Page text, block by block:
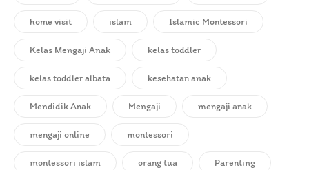
home visit islam Islamic Montessori
Kelas Mengaji Anak kelas toddler
kelas toddler albata kesehatan anak
Mendidik Anak Mengaji mengaji anak
mengaji online montessori
montessori islam orang tua Parenting